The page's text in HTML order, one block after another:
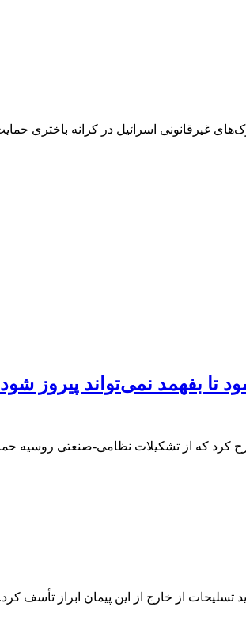
غیرقانونی اسرائیل در کرانه باختری
تا بفهمد نمی‌تواند پیروز شود
کرد که از تشکیلات نظامی-صنعتی روسیه
تسلیحات از خارج از این پیمان ابراز تأسف کرد.